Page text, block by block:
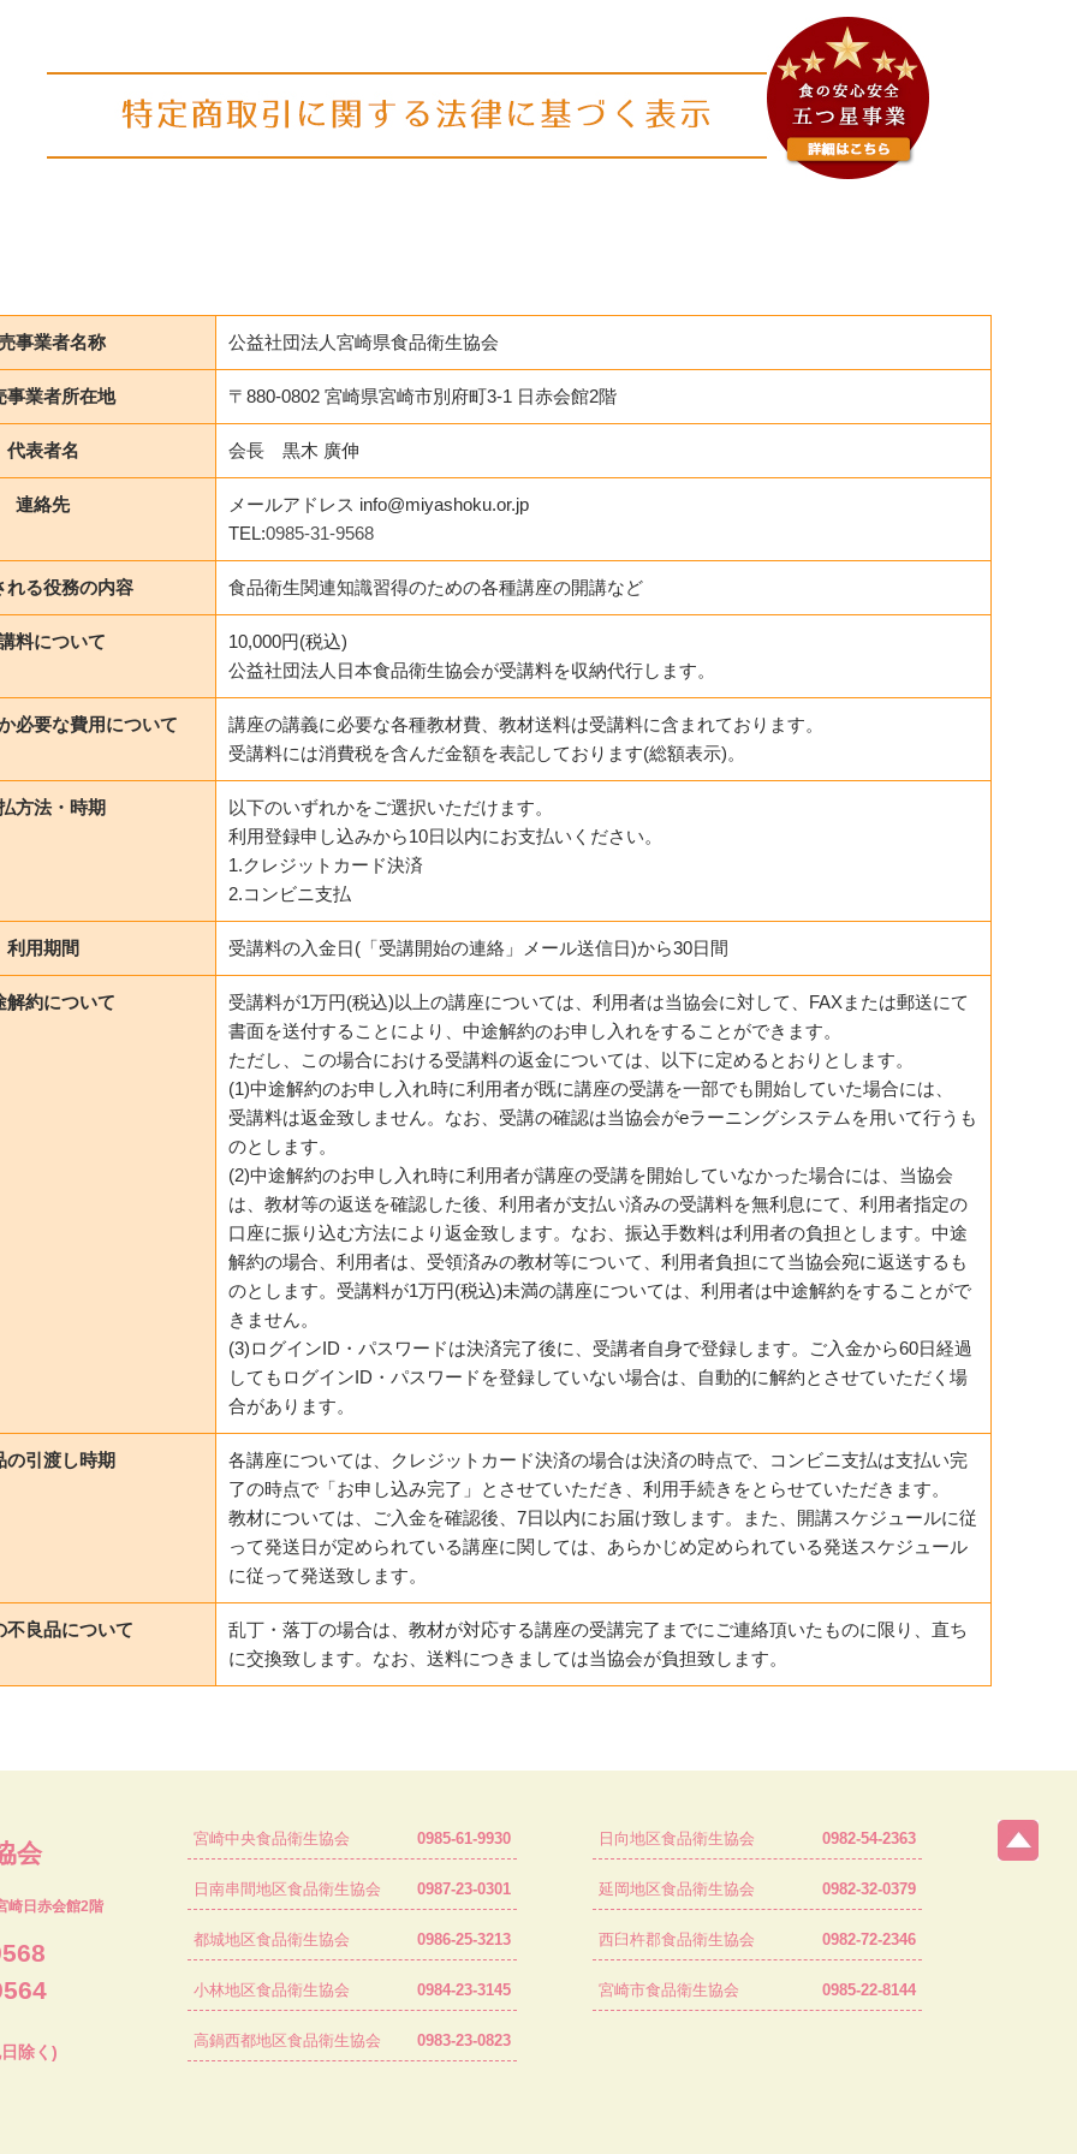
事業者名称 公益社団法人宮崎県食品衛生協会
事業者所在地 〒880-0802 宮崎県宮崎市別府町3-1 日赤会館2階
代表者名 会長 黒木 廣伸
連絡先
メールアドレス info@miyashoku.or.jp
TEL:0985-31-9568
れる役務の内容 食品衛生関連知識習得のための各種講座の開講など
料について
10,000円(税込)
公益社団法人日本食品衛生協会が受講料を収納代行します。
必要な費用について
講座の講義に必要な各種教材費、教材送料は受講料に含まれております。
受講料には消費税を含んだ金額を表記しております(総額表示)。
方法・時期
以下のいずれかをご選択いただけます。
利用登録申し込みから10日以内にお支払いください。
1.クレジットカード決済
2.コンビニ支払
利用期間 受講料の入金日(「受講開始の連絡」メール送信日)から30日間
解約について
受講料が1万円(税込)以上の講座については、利用者は当協会に対して、FAXまたは郵送にて
書面を送付することにより、中途解約のお申し入れをすることができます。
ただし、この場合における受講料の返金については、以下に定めるとおりとします。
(1)中途解約のお申し入れ時に利用者が既に講座の受講を一部でも開始していた場合には、
受講料は返金致しません。なお、受講の確認は当協会がeラーニングシステムを用いて行うも
のとします。
(2)中途解約のお申し入れ時に利用者が講座の受講を開始していなかった場合には、当協会
は、教材等の返送を確認した後、利用者が支払い済みの受講料を無利息にて、利用者指定の
口座に振り込む方法により返金致します。なお、振込手数料は利用者の負担とします。中途
解約の場合、利用者は、受領済みの教材等について、利用者負担にて当協会宛に返送するも
のとします。受講料が1万円(税込)未満の講座については、利用者は中途解約をすることがで
きません。
(3)ログインID・パスワードは決済完了後に、受講者自身で登録します。ご入金から60日経過
してもログインID・パスワードを登録していない場合は、自動的に解約とさせていただく場
合があります。
の引渡し時期
各講座については、クレジットカード決済の場合は決済の時点で、コンビニ支払は支払い完
了の時点で「お申し込み完了」とさせていただき、利用手続きをとらせていただきます。
教材については、ご入金を確認後、7日以内にお届け致します。また、開講スケジュールに従
って発送日が定められている講座に関しては、あらかじめ定められている発送スケジュール
に従って発送致します。
不良品について
乱丁・落丁の場合は、教材が対応する講座の受講完了までにご連絡頂いたものに限り、直ち
に交換致します。なお、送料につきましては当協会が負担致します。
会
崎日赤会館2階
除く)
宮崎中央食品衛生協会 0985-61-9930
日南串間地区食品衛生協会 0987-23-0301
都城地区食品衛生協会 0986-25-3213
小林地区食品衛生協会 0984-23-3145
高鍋西都地区食品衛生協会 0983-23-0823
日向地区食品衛生協会 0982-54-2363
延岡地区食品衛生協会 0982-32-0379
西臼杵郡食品衛生協会 0982-72-2346
宮崎市食品衛生協会 0985-22-8144